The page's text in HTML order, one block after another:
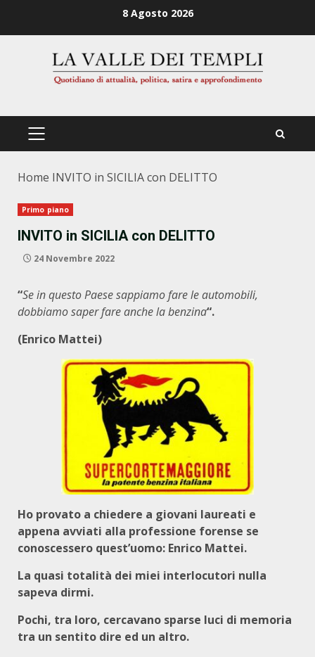
8 Agosto 2026
PRIMÄRES
Home INVITO in SICILIA con DELITTO
Primo piano
INVITO in SICILIA con DELITTO
24 Novembre 2022
“Se in questo Paese sappiamo fare le automobili,
dobbiamo saper fare anche la benzina“.
(Enrico Mattei)
Ho provato a chiedere a giovani laureati e
appena avviati alla professione forense se
conoscessero quest’uomo: Enrico Mattei.
La quasi totalità dei miei interlocutori nulla
sapeva dirmi.
Pochi, tra loro, cercavano sparse luci di memoria
tra un sentito dire ed un altro.